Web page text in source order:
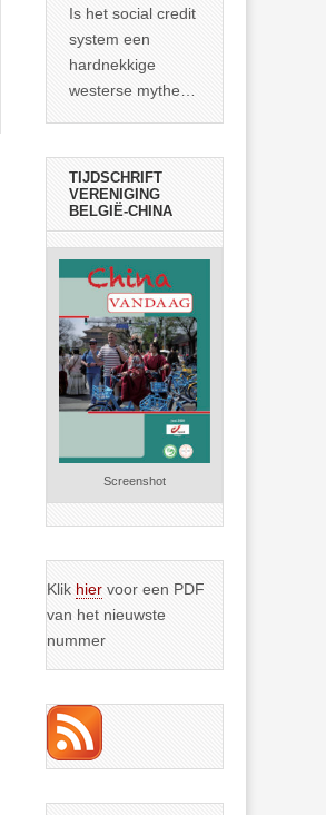
meer dan 800
miljoen mensen
uit de armoede
… >> lees meer
Is het social credit
system een
hardnekkige
westerse mythe of
TIJDSCHRIFT
VERENIGING
BELGIË-CHINA
Screenshot
Klik hier voor een PDF
van het nieuwste
nummer